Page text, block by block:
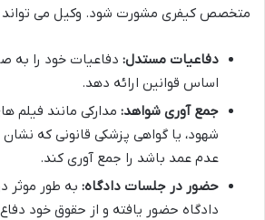
متخصص کیفری مشورت شود. وکیل می تواند
دفاعیات مستدل: دفاعیات خود را به
اساس قوانین ارائه دهد.
جمع آوری شواهد: مدارکی مانند فیلم
شهود، یا گواهی پزشکی قانونی که
عدم عمد باشد را جمع آوری کند.
حضور در جلسات دادگاه: به طور موثر
دادگاه حضور یافته و از حقوق خود